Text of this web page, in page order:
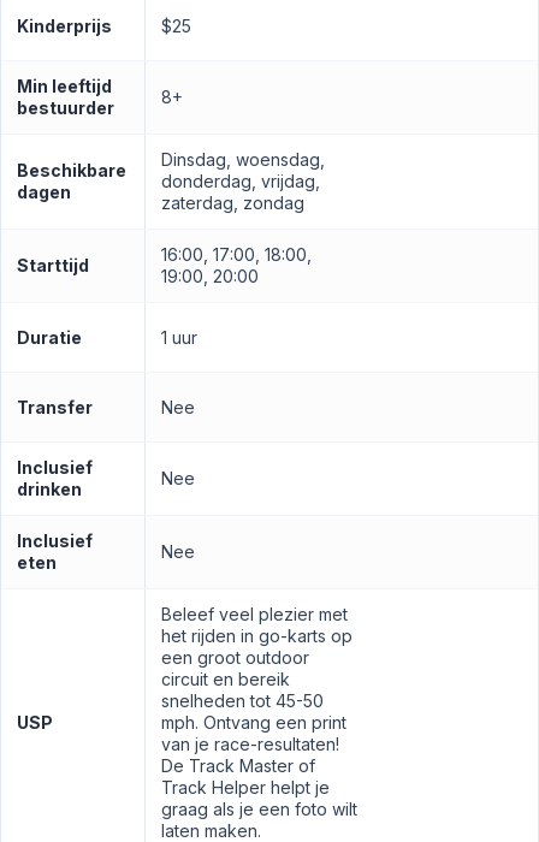
Kinderprijs $25
Min leeftijd
bestuurder
8+
Beschikbare
dagen
Dinsdag, woensdag,
donderdag, vrijdag,
zaterdag, zondag
Starttijd
16:00, 17:00, 18:00,
19:00, 20:00
Duratie 1 uur
Transfer Nee
Inclusief
drinken
Nee
Inclusief
eten
Nee
USP
Beleef veel plezier met
het rijden in go-karts op
een groot outdoor
circuit en bereik
snelheden tot 45-50
mph. Ontvang een print
van je race-resultaten!
De Track Master of
Track Helper helpt je
graag als je een foto wilt
laten maken.